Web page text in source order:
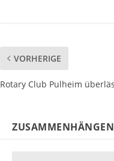
VORHERIGE
Rotary Club Pulheim